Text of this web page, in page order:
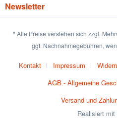
Newsletter
* Alle Preise verstehen sich zzgl.
ggf. Nachnahmegebühren,
Kontakt Impressum
AGB - Allgemeine
Versand und
Realisiert mit